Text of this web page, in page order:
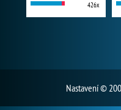
426x
Nastavení©